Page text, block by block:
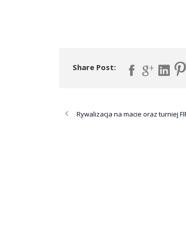
Share Post:
Rywalizacja na macie oraz turniej